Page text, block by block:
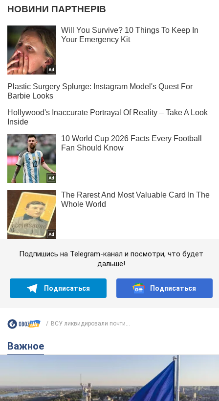
Подпишись на Telegram-канал и посмотри, что будет
дальше!
Подписаться Подписаться
ВСУ ликвидировали почти...
Важное